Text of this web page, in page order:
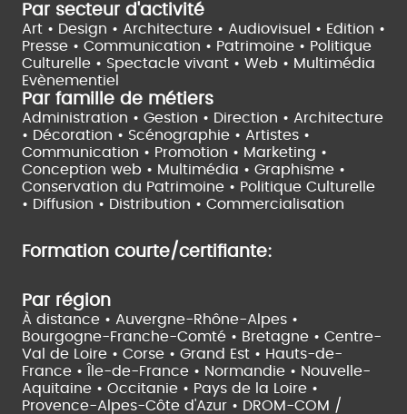
Par secteur d'activité
Art • Design • Architecture • Audiovisuel • Edition •
Presse • Communication • Patrimoine • Politique
Culturelle • Spectacle vivant • Web • Multimédia
Evènementiel
Par famille de métiers
Administration • Gestion • Direction • Architecture
• Décoration • Scénographie • Artistes •
Communication • Promotion • Marketing •
Conception web • Multimédia • Graphisme •
Conservation du Patrimoine • Politique Culturelle
• Diffusion • Distribution • Commercialisation
Formation courte/certifiante:
Par région
À distance • Auvergne-Rhône-Alpes •
Bourgogne-Franche-Comté • Bretagne • Centre-
Val de Loire • Corse • Grand Est • Hauts-de-
France •
Île-de-France • Normandie • Nouvelle-
Aquitaine • Occitanie • Pays de la Loire •
Provence-Alpes-Côte d'Azur • DROM-COM /